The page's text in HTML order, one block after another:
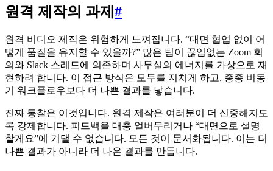
원격 제작의 과제 #
원격 비디오 제작은 위험하게 느껴집니다. “대면 협업 없이 어
떻게 품질을 유지할 수 있을까?” 많은 팀이 끊임없는 Zoom 회
의와 Slack 스레드에 의존하며 사무실의 에너지를 가상으로 재
현하려 합니다. 이 접근 방식은 모두를 지치게 하고, 종종 비동
기 워크플로우보다 더 나쁜 결과를 낳습니다.
진짜 통찰은 이것입니다. 원격 제작은 여러분이 더 신중해지도
록 강제합니다. 피드백을 대충 얼버무리거나 “대면으로 설명
할게요”에 기댈 수 없습니다. 모든 것이 문서화됩니다. 이는 더
나쁜 결과가 아니라 더 나은 결과를 만듭니다.